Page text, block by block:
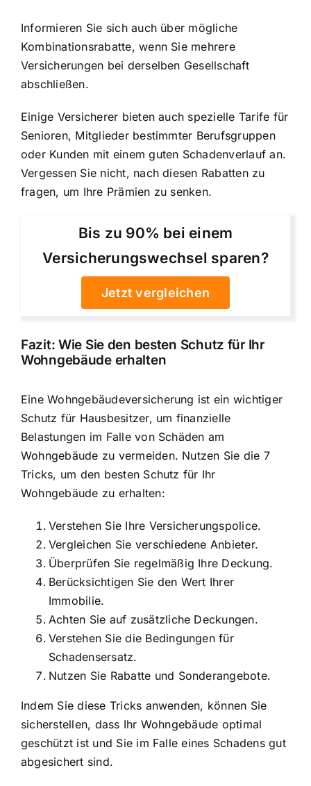
Informieren Sie sich auch über mögliche
Kombinationsrabatte, wenn Sie mehrere
Versicherungen bei derselben Gesellschaft
abschließen.
Einige Versicherer bieten auch spezielle Tarife für
Senioren, Mitglieder bestimmter Berufsgruppen
oder Kunden mit einem guten Schadenverlauf an.
Vergessen Sie nicht, nach diesen Rabatten zu
fragen, um Ihre Prämien zu senken.
Bis zu 90% bei einem
Versicherungswechsel sparen?
Jetzt vergleichen
Fazit: Wie Sie den besten Schutz für Ihr
Wohngebäude erhalten
Eine Wohngebäudeversicherung ist ein wichtiger
Schutz für Hausbesitzer, um finanzielle
Belastungen im Falle von Schäden am
Wohngebäude zu vermeiden. Nutzen Sie die 7
Tricks, um den besten Schutz für Ihr
Wohngebäude zu erhalten:
Verstehen Sie Ihre Versicherungspolice.
Vergleichen Sie verschiedene Anbieter.
Überprüfen Sie regelmäßig Ihre Deckung.
Berücksichtigen Sie den Wert Ihrer
Immobilie.
Achten Sie auf zusätzliche Deckungen.
Verstehen Sie die Bedingungen für
Schadensersatz.
Nutzen Sie Rabatte und Sonderangebote.
Indem Sie diese Tricks anwenden, können Sie
sicherstellen, dass Ihr Wohngebäude optimal
geschützt ist und Sie im Falle eines Schadens gut
abgesichert sind.